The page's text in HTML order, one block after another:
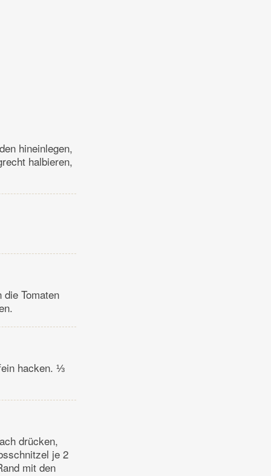
hineinlegen,
halbieren,
Tomaten
hacken. ⅓
drücken,
je 2
mit den